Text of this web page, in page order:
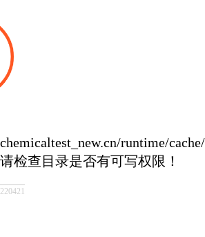
runtime/
检查目录是否有可写权限！